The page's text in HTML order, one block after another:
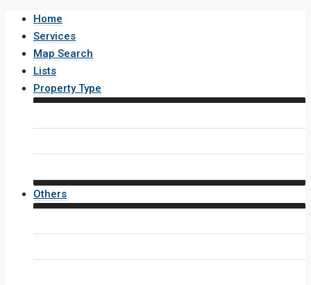
Home
Services
Map Search
Lists
Property Type
Others